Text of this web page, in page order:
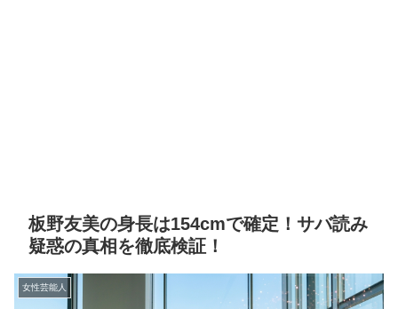
板野友美の身長は154cmで確定！サバ読み
疑惑の真相を徹底検証！
女性芸能人